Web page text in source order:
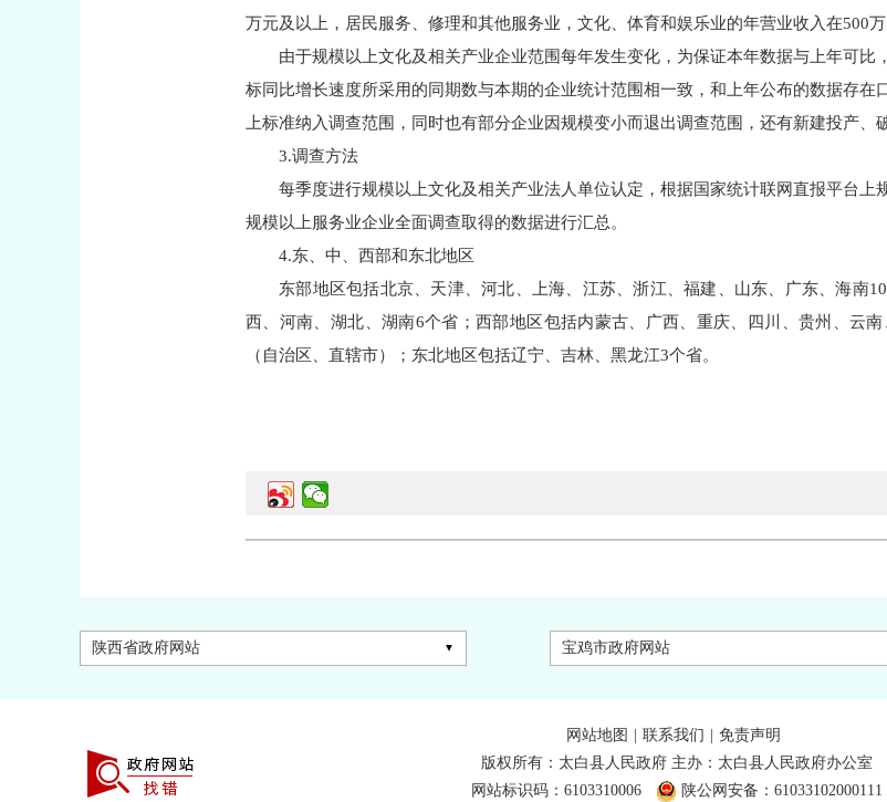
万元及以上，居民服务、修理和其他服务业，文化、体育和娱乐业的年营业收入在500万
由于规模以上文化及相关产业企业范围每年发生变化，为保证本年数据与上年可
标同比增长速度所采用的同期数与本期的企业统计范围相一致，和上年公布的数据存在
上标准纳入调查范围，同时也有部分企业因规模变小而退出调查范围，还有新建投产、
3.调查方法
每季度进行规模以上文化及相关产业法人单位认定，根据国家统计联网直报平台上
规模以上服务业企业全面调查取得的数据进行汇总。
4.东、中、西部和东北地区
东部地区包括北京、天津、河北、上海、江苏、浙江、福建、山东、广东、海南
西、河南、湖北、湖南6个省；西部地区包括内蒙古、广西、重庆、四川、贵州、云
（自治区、直辖市）；东北地区包括辽宁、吉林、黑龙江3个省。
陕西省政府网站 宝鸡市政府网站
网站地图 联系我们
免责声明
版权所有：太白县人民政府 主办：太白县人民政府办公室
网站标识码：6103310006
陕公网安备：61033102000111